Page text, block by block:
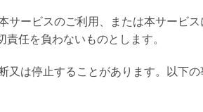
ービスのご利用、または本サービ
任を負わないものとします。
は停止することがあります。以下